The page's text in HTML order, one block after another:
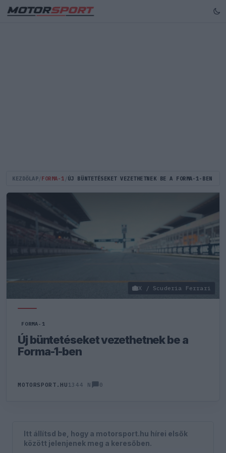
KEZDŐLAP FORMA-1 ÚJ BÜNTETÉSEKET VEZETHETNEK BE A FORMA-1-BEN
X / Scuderia Ferrari
FORMA-1
Új büntetéseket vezethetnek be a
Forma-1-ben
MOTORSPORT.HU 1344 N 0
Itt állítsd be, hogy a motorsport.hu hírei elsők
között jelenjenek meg a keresőben.